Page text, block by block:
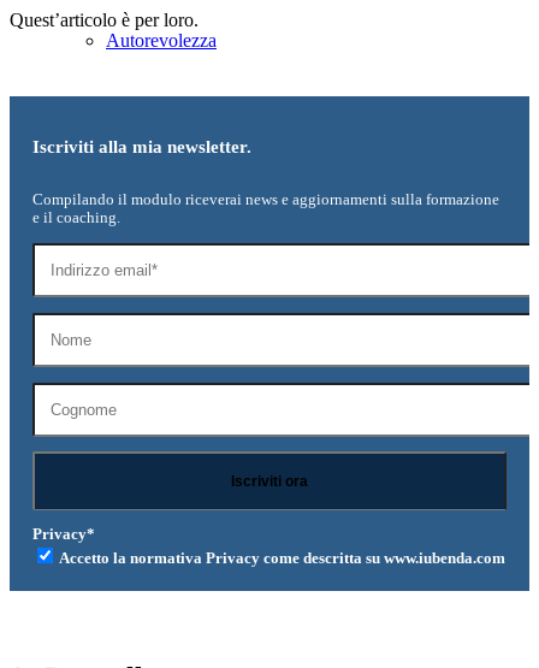
Autorevolezza
Carriera
Colloquio di lavoro
Contattami
Quest’articolo è per loro.
Iscriviti alla mia newsletter.
Compilando il modulo riceverai news e aggiornamenti sulla formazione
e il coaching.
Privacy*
Accetto la normativa Privacy come descritta su www.iubenda.com